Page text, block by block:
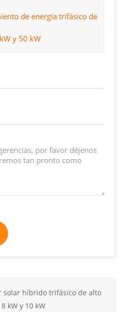
de energía trifásico de
y 50 kW
solar híbrido trifásico de alto
kW y 10 kW